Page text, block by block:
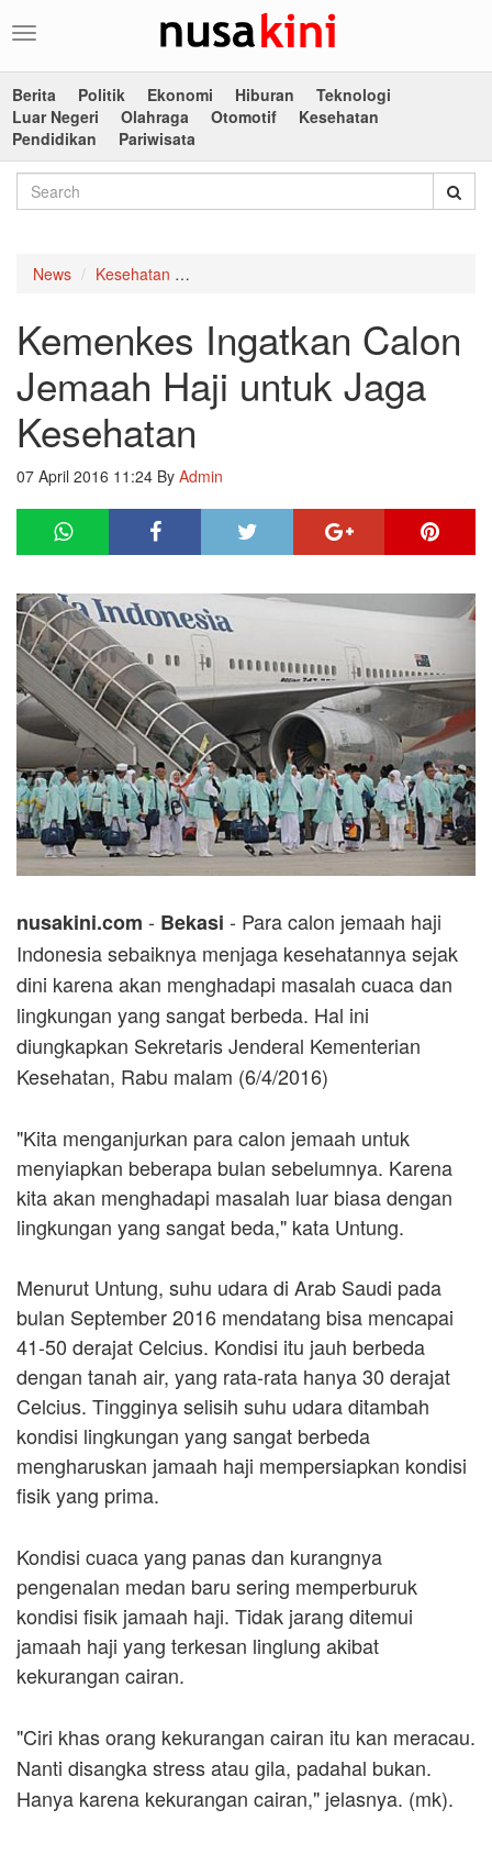
Toggle
Berita
Politik Ekonomi Hiburan
Teknologi
Luar Negeri
Olahraga Otomotif
Kesehatan
Pendidikan
Pariwisata
News Kesehatan
Kemenkes Ingatkan Calon
Jemaah Haji untuk Jaga
Kesehatan
07 April 2016 11:24 By Admin
nusakini.com - Bekasi - Para calon jemaah haji
Indonesia sebaiknya menjaga kesehatannya sejak
dini karena akan menghadapi masalah cuaca dan
lingkungan yang sangat berbeda. Hal ini
diungkapkan Sekretaris Jenderal Kementerian
Kesehatan, Rabu malam (6/4/2016)
"Kita menganjurkan para calon jemaah untuk
menyiapkan beberapa bulan sebelumnya. Karena
kita akan menghadapi masalah luar biasa dengan
lingkungan yang sangat beda," kata Untung.
Menurut Untung, suhu udara di Arab Saudi pada
bulan September 2016 mendatang bisa mencapai
41-50 derajat Celcius. Kondisi itu jauh berbeda
dengan tanah air, yang rata-rata hanya 30 derajat
Celcius. Tingginya selisih suhu udara ditambah
kondisi lingkungan yang sangat berbeda
mengharuskan jamaah haji mempersiapkan kondisi
fisik yang prima.
Kondisi cuaca yang panas dan kurangnya
pengenalan medan baru sering memperburuk
kondisi fisik jamaah haji. Tidak jarang ditemui
jamaah haji yang terkesan linglung akibat
kekurangan cairan.
"Ciri khas orang kekurangan cairan itu kan meracau.
Nanti disangka stress atau gila, padahal bukan.
Hanya karena kekurangan cairan," jelasnya. (mk).